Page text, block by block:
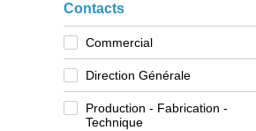
Contacts
Commercial
Direction Générale
Production - Fabrication -
Technique